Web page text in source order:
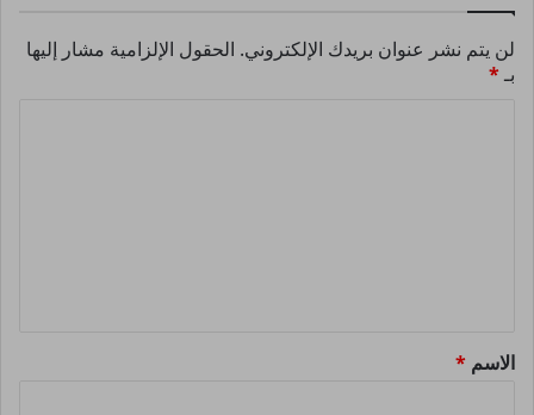
لن يتم نشر عنوان بريدك الإلكتروني. الحقول الإلزامية مشار إليها
بـ*
*
الاسم *